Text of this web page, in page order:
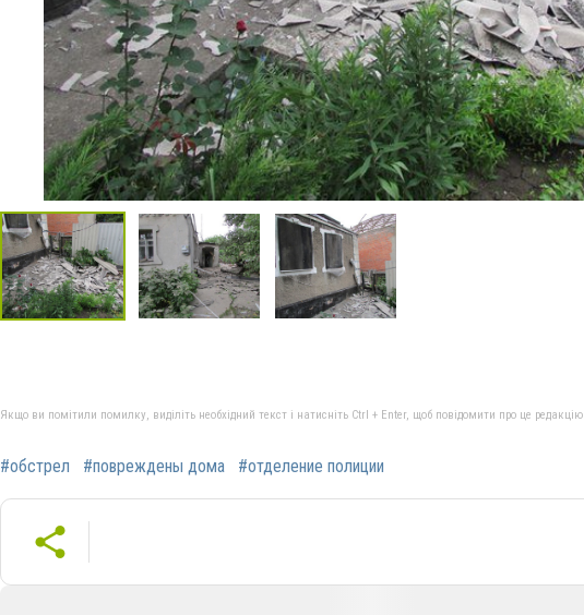
Якщо ви помітили помилку, виділіть необхідний текст і натисніть Ctrl + Enter, щоб повідомити про це редакцію
#обстрел #повреждены дома #отделение полиции